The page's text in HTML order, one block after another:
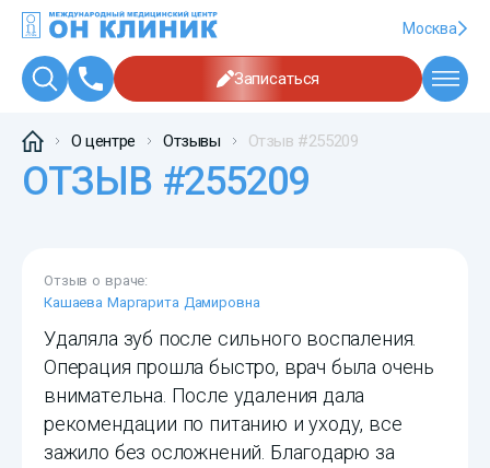
Москва
Записаться
О центре Отзывы Отзыв #255209
ОТЗЫВ #255209
Отзыв о враче:
Кашаева Маргарита Дамировна
Удаляла зуб после сильного воспаления.
Операция прошла быстро, врач была очень
внимательна. После удаления дала
рекомендации по питанию и уходу, все
зажило без осложнений. Благодарю за